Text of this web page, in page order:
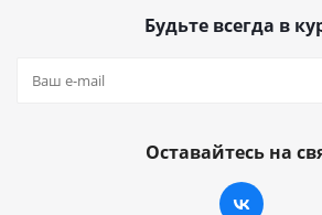
Будьте всегда в
Оставайтесь на